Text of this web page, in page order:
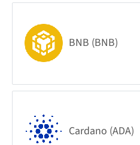
BNB (BNB)
Cardano (ADA)